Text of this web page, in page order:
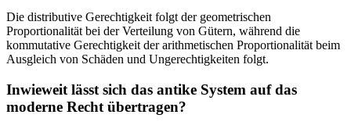
Die distributive Gerechtigkeit folgt der geometrischen
Proportionalität bei der Verteilung von Gütern, während die
kommutative Gerechtigkeit der arithmetischen Proportionalität beim
Ausgleich von Schäden und Ungerechtigkeiten folgt.
Inwieweit lässt sich das antike System auf das
moderne Recht übertragen?